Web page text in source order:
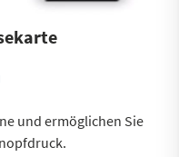
und ermöglichen Sie